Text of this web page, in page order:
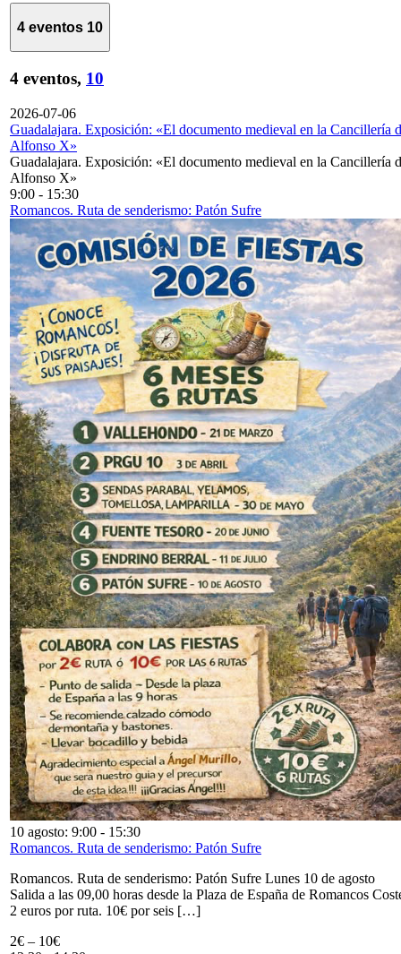
4 eventos 10
4 eventos, 10
2026-07-06
Guadalajara. Exposición: «El documento medieval en la Cancillería
Alfonso X»
Guadalajara. Exposición: «El documento medieval en la Cancillería
Alfonso X»
9:00 - 15:30
Romancos. Ruta de senderismo: Patón Sufre
10 agosto: 9:00 - 15:30
Romancos. Ruta de senderismo: Patón Sufre
Romancos. Ruta de senderismo: Patón Sufre Lunes 10 de agosto
Salida a las 09,00 horas desde la Plaza de España de Romancos
2 euros por ruta. 10€ por seis […]
2€ – 10€